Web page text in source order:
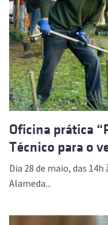
Oficina prática
Técnico para o
Dia 28 de maio, das
Alameda...